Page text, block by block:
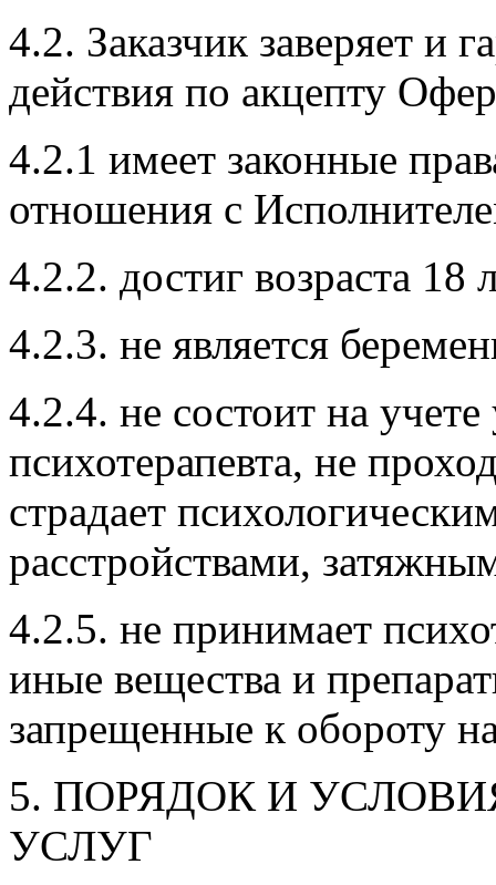
4.2. Заказчик заверяет и
действия по акцепту
4.2.1 имеет законные
отношения с
4.2.2. достиг возраста 18
4.2.3. не является
4.2.4. не состоит на
психотерапевта, не
страдает
расстройствами,
4.2.5. не принимает
иные вещества и
запрещенные к обороту
5. ПОРЯДОК И
УСЛУГ